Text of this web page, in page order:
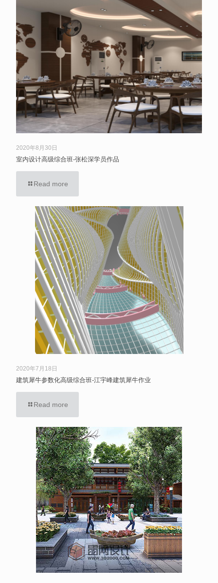
2020年8月30日
室内设计高级综合班-张松深学员作品
Read more
2020年7月18日
建筑犀牛参数化高级综合班-江宇峰建筑犀牛作业
Read more